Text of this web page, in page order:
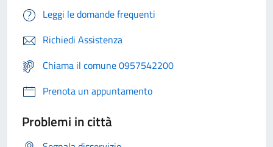
Leggi le domande frequenti
Richiedi Assistenza
Chiama il comune 0957542200
Prenota un appuntamento
Problemi in città